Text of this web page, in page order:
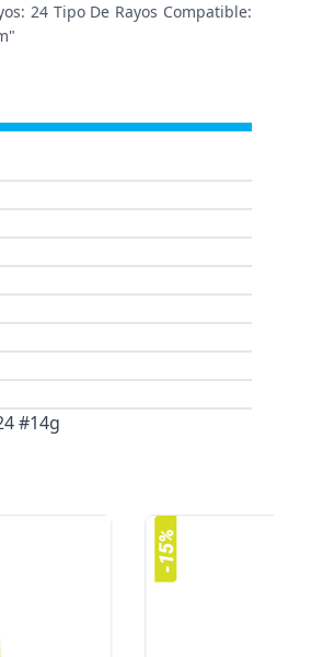
24 Tipo De Rayos Compatible:
#14g